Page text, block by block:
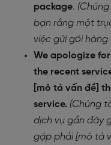
package.
bạn rằng một
việc gửi gói
We apologize
the recent
[mô tả vấn đề]
service. (Chúng
dịch vụ gần đây
gặp phải [mô tả